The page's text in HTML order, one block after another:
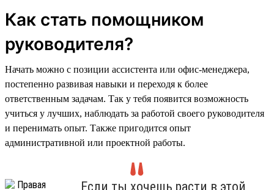
Как стать помощником
руководителя?
Начать можно с позиции ассистента или офис-менеджера,
постепенно развивая навыки и переходя к более
ответственным задачам. Так у тебя появится возможность
учиться у лучших, наблюдать за работой своего руководителя
и перенимать опыт. Также пригодится опыт
административной или проектной работы.
Если ты хочешь расти в этой